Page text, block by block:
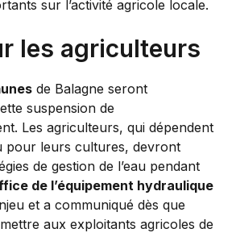
sur l’activité agricole locale.
les agriculteurs
de Balagne seront
suspension de
Les agriculteurs, qui dépendent
pour leurs cultures, devront
de gestion de l’eau pendant
de l’équipement hydraulique
et a communiqué dès que
aux exploitants agricoles de